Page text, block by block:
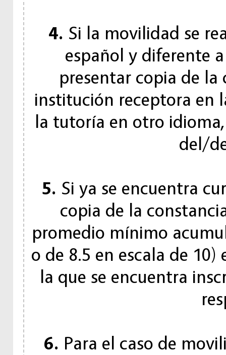
4. Si la movilidad se
español y diferente
presentar copia de
institución receptora en
la tutoría en otro
del/
5. Si ya se encuentra
copia de la
promedio mínimo
o de 8.5 en escala de
la que se encuentra
6. Para el caso de